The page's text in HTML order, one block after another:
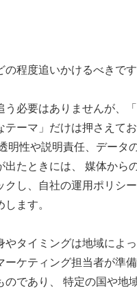
の程度追いかけるべきです
う必要はありませんが、
テーマ」だけは押さえて
明性や説明責任、データ
出たときには、 媒体から
クし、自社の運用ポリシ
ます。
やタイミングは地域によ
ーケティング担当者が準
のであり、 特定の国や地